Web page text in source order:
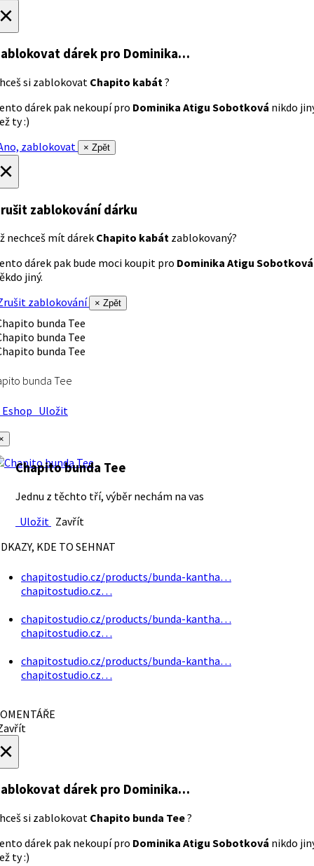
dárek pro Dominika…
si zablokovat Chapito kabát ?
dárek pak nekoupí pro Dominika Atigu Sobotková nikdo
ty :)
zablokovat
× Zpět
zablokování dárku
nechceš mít dárek Chapito kabát zablokovaný?
dárek pak bude moci koupit pro Dominika Atigu Sobotková
jiný.
zablokování
× Zpět
bunda Tee
Uložit
Chapito bunda Tee
Jednu z těchto tří, výběr nechám na vas
Uložit Zavřít
KDE TO SEHNAT
chapitostudio.cz/products/bunda-kantha…
chapitostudio.cz…
chapitostudio.cz/products/bunda-kantha…
chapitostudio.cz…
chapitostudio.cz/products/bunda-kantha…
chapitostudio.cz…
dárek pro Dominika…
si zablokovat Chapito bunda Tee?
dárek pak nekoupí pro Dominika Atigu Sobotková nikdo
ty :)